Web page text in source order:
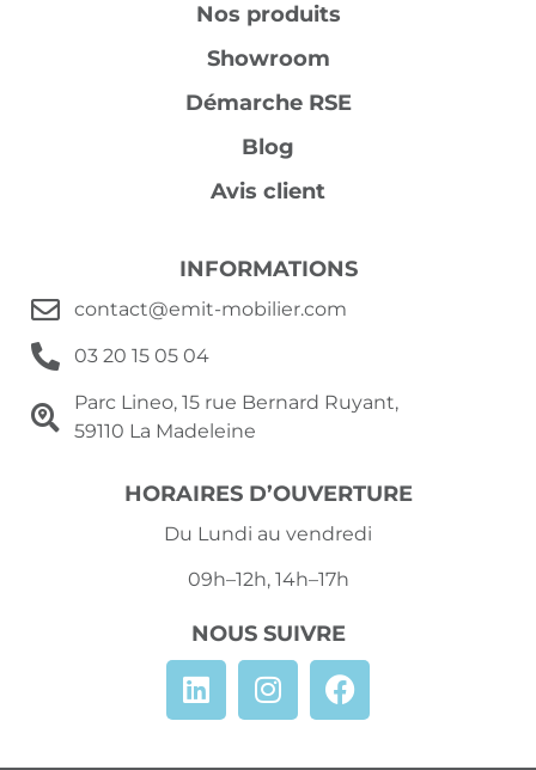
Nos produits
Showroom
Démarche RSE
Blog
Avis client
INFORMATIONS
contact@emit-mobilier.com
03 20 15 05 04
Parc Lineo, 15 rue Bernard Ruyant,
59110 La Madeleine
HORAIRES D’OUVERTURE
Du Lundi au vendredi
09h–12h, 14h–17h
NOUS SUIVRE